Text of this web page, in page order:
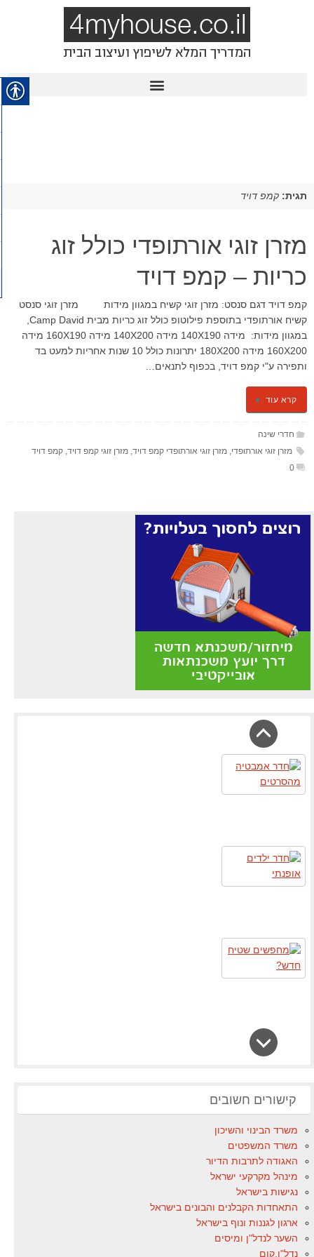
תגית: קמפ דויד
מזרן זוגי אורתופדי כולל זוג
כריות – קמפ דויד
קמפ דויד דגם סנסט: מזרן זוגי קשיח במגוון מידות מזרן זוגי סנסט
קשיח אורתופדי בתוספת פילוטופ כולל זוג כריות מבית Camp David,
במגוון מידות: מידה 140X190 מידה 140X200 מידה 160X190 מידה
160X200 מידה 180X200 יתרונות כולל 10 שנות אחריות למעט בד
ותפירה ע"י קמפ דויד, בכפוף לתנאים…
קרא עוד
חדרי שינה
מזרן זוגי אורתופדי מזרן זוגי אורתופדי קמפ דויד, מזרן זוגי קמפ דויד, קמפ דויד
0
קישורים חשובים
משרד הבינוי והשיכון
משרד המשפטים
האגודה לתרבות הדיור
מינהל מקרקעי ישראל
נגישות בישראל
התאחדות הקבלנים והבונים בישראל
ארגון לגננות ונוף בישראל
השער לנדל"ן ומיסים
נדל"ן.קום